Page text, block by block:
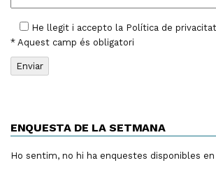
He llegit i accepto la Política de privacitat
* Aquest camp és obligatori
ENQUESTA DE LA SETMANA
Ho sentim, no hi ha enquestes disponibles